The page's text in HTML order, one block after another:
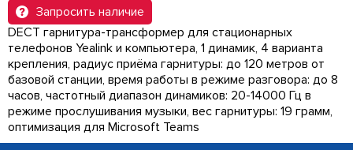
Запросить наличие
DECT гарнитура-трансформер для стационарных
телефонов Yealink и компьютера, 1 динамик, 4 варианта
крепления, радиус приёма гарнитуры: до 120 метров от
базовой станции, время работы в режиме разговора: до 8
часов, частотный диапазон динамиков: 20-14000 Гц в
режиме прослушивания музыки, вес гарнитуры: 19 грамм,
оптимизация для Microsoft Teams